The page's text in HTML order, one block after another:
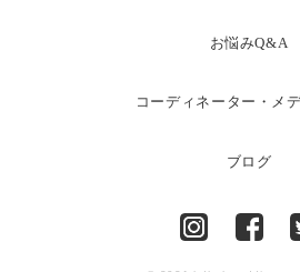
お悩みQ&A
コーディネーター・メ
ブログ